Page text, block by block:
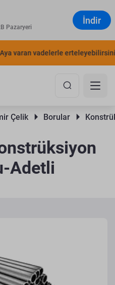
Pazaryeri
İndir
varan vadelerle erteleyebilirsiniz.
Çelik Borular
Adetli